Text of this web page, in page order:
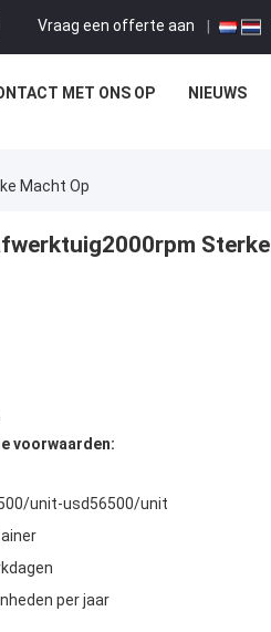
Vraag een offerte aan |
MET ONS OP NIEUWS
Macht Op
Sterke
voorwaarden:
unit-usd56500/unit
per jaar